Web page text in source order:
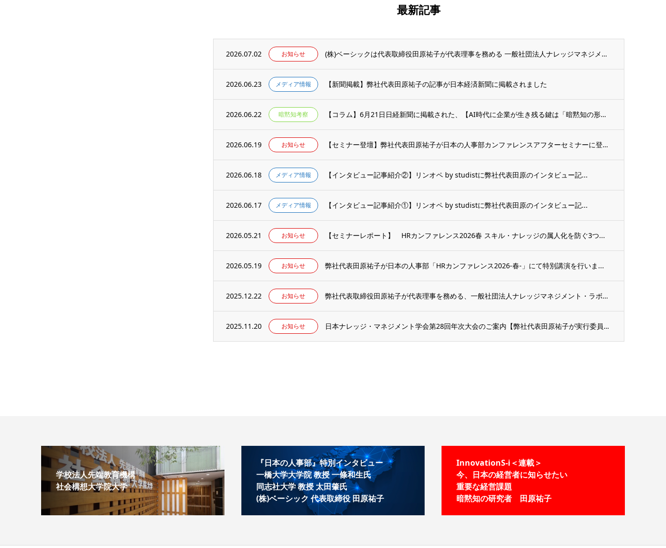
最新記事
2026.07.02 お知らせ (株)ベーシックは代表取締役田原祐子が代表理事を務める 一般社団法人ナレッジマネジメン...
2026.06.23 メディア情報 【新聞掲載】弊社代表田原祐子の記事が日本経済新聞に掲載されました
2026.06.22 暗黙知考察 【コラム】6月21日日経新聞に掲載された、【AI時代に企業が生き残る鍵は「暗黙知の形式...
2026.06.19 お知らせ 【セミナー登壇】弊社代表田原祐子が日本の人事部カンファレンスアフターセミナーに登壇しま...
2026.06.18 メディア情報 【インタビュー記事紹介②】リンオペ by studistに弊社代表田原のインタビュー記...
2026.06.17 メディア情報 【インタビュー記事紹介①】リンオペ by studistに弊社代表田原のインタビュー記...
2026.05.21 お知らせ 【セミナーレポート】 HRカンファレンス2026春 スキル・ナレッジの属人化を防ぐ3つ...
2026.05.19 お知らせ 弊社代表田原祐子が日本の人事部「HRカンファレンス2026-春-」にて特別講演を行いま...
2025.12.22 お知らせ 弊社代表取締役田原祐子が代表理事を務める、一般社団法人ナレッジマネジメント・ラボと、ウ...
2025.11.20 お知らせ 日本ナレッジ・マネジメント学会第28回年次大会のご案内【弊社代表田原祐子が実行委員長を...
学校法人先端教育機構
社会構想大学院大学
『日本の人事部』特別インタビュー
一橋大学大学院 教授 一條和生氏
同志社大学 教授 太田肇氏
(株)ベーシック 代表取締役 田原祐子
InnovationS-i＜連載＞
今、日本の経営者に知らせたい
重要な経営課題
暗黙知の研究者 田原祐子